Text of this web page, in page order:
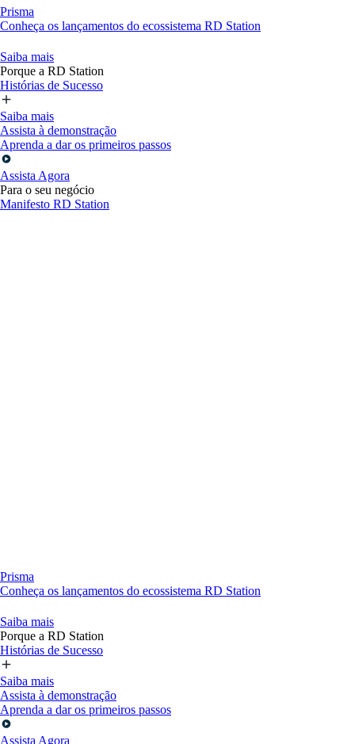
Prisma
Conheça os lançamentos do ecossistema RD Station
Saiba mais
Porque a RD Station
Histórias de Sucesso
Saiba mais
Assista à demonstração
Aprenda a dar os primeiros passos
Assista Agora
Para o seu negócio
Manifesto RD Station
Prisma
Conheça os lançamentos do ecossistema RD Station
Saiba mais
Porque a RD Station
Histórias de Sucesso
Saiba mais
Assista à demonstração
Aprenda a dar os primeiros passos
Assista Agora